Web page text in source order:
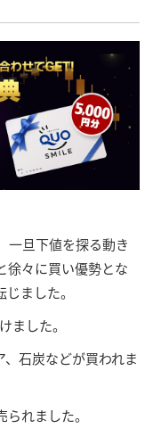
一旦下値を探る動き
徐々に買い優勢とな
ました。
ました。
石炭などが買われま
れました。